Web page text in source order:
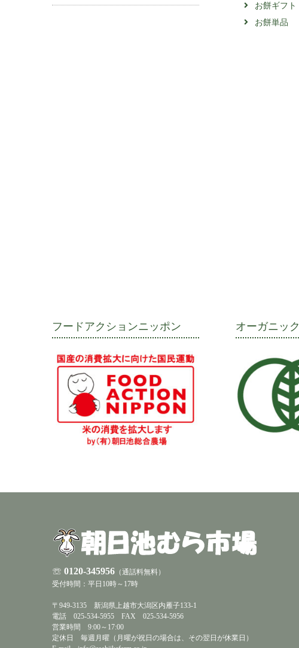
お餅ギフト
お餅単品
フードアクションニッポン オーガニック
☏ 0120-345956 （通話料無料）
受付時間：平日10時～17時
〒949-3135 新潟県上越市大潟区内雁子133-1
電話 025-534-5955 FAX 025-534-5956
営業時間 9:00～17:00
定休日 毎週月曜（月曜が祝日の場合は、その翌日が休業日）